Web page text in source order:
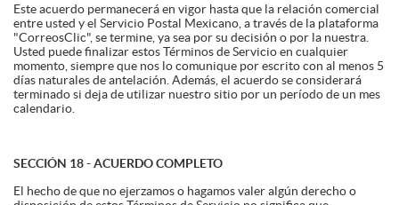
Este acuerdo permanecerá en vigor hasta que la relación comercial
entre usted y el Servicio Postal Mexicano, a través de la plataforma
"CorreosClic", se termine, ya sea por su decisión o por la nuestra.
Usted puede finalizar estos Términos de Servicio en cualquier
momento, siempre que nos lo comunique por escrito con al menos 5
días naturales de antelación. Además, el acuerdo se considerará
terminado si deja de utilizar nuestro sitio por un período de un mes
calendario.
SECCIÓN 18 - ACUERDO COMPLETO
El hecho de que no ejerzamos o hagamos valer algún derecho o